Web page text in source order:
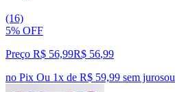
(16)
5% OFF
Preço R$ 56,99R$ 56,99
no Pix Ou 1x de R$ 59,99 sem jurosou